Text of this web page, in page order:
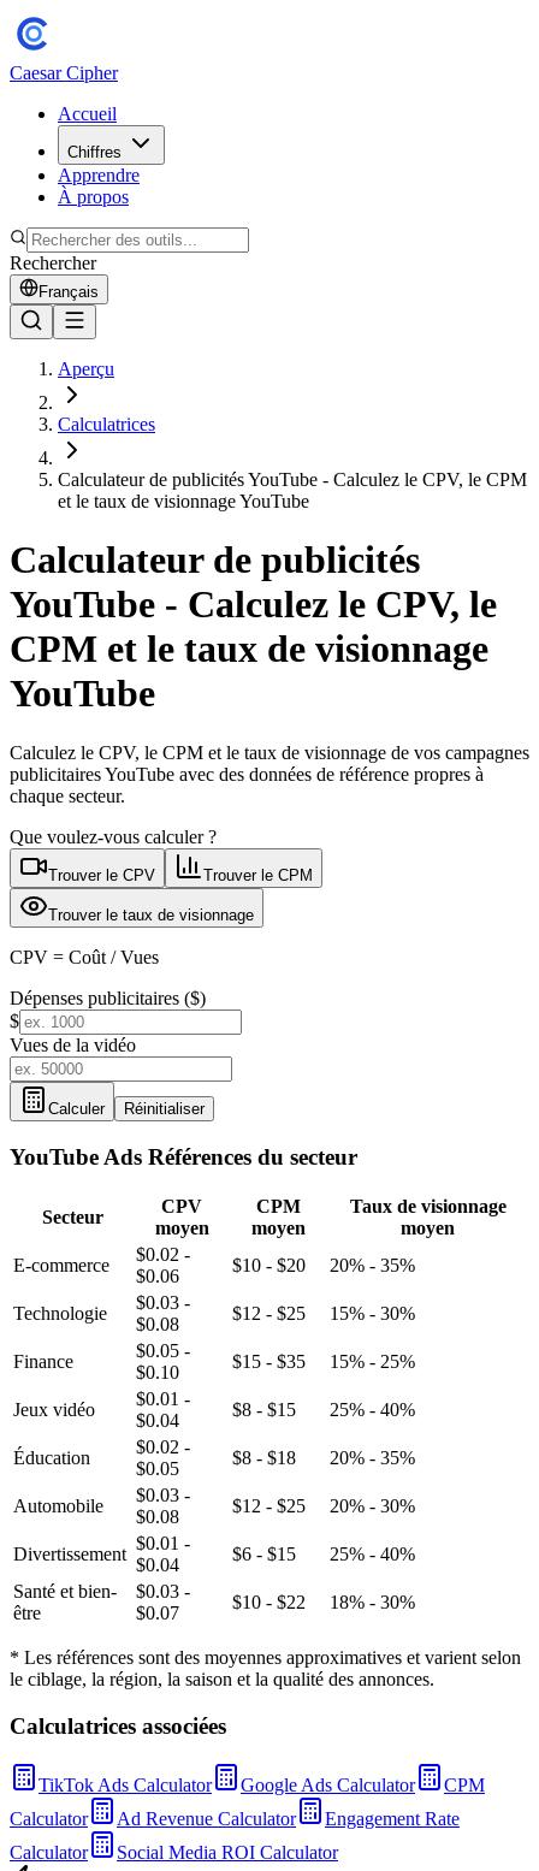
Caesar Cipher
Accueil
Chiffres
Apprendre
À propos
Rechercher
Français
Aperçu
Calculatrices
Calculateur de publicités YouTube - Calculez le CPV, le CPM
et le taux de visionnage YouTube
Calculateur de publicités
YouTube - Calculez le CPV, le
CPM et le taux de visionnage
YouTube
Calculez le CPV, le CPM et le taux de visionnage de vos campagnes
publicitaires YouTube avec des données de référence propres à
chaque secteur.
Que voulez-vous calculer ?
Trouver le CPV Trouver le CPM
Trouver le taux de visionnage
CPV = Coût / Vues
Dépenses publicitaires ($)
$
Vues de la vidéo
Calculer Réinitialiser
YouTube Ads Références du secteur
Secteur
CPV
moyen
CPM
moyen
Taux de visionnage
moyen
E-commerce
$0.02 -
$0.06
$10 - $20 20% - 35%
Technologie
$0.03 -
$0.08
$12 - $25 15% - 30%
Finance
$0.05 -
$0.10
$15 - $35 15% - 25%
Jeux vidéo
$0.01 -
$0.04
$8 - $15 25% - 40%
Éducation
$0.02 -
$0.05
$8 - $18 20% - 35%
Automobile
$0.03 -
$0.08
$12 - $25 20% - 30%
Divertissement
$0.01 -
$0.04
$6 - $15
25% - 40%
Santé et bien-
être
$0.03 -
$0.07
$10 - $22 18% - 30%
* Les références sont des moyennes approximatives et varient selon
le ciblage, la région, la saison et la qualité des annonces.
Calculatrices associées
TikTok Ads Calculator Google Ads Calculator
CPM
Calculator
Ad Revenue Calculator
Engagement Rate
Calculator
Social Media ROI Calculator